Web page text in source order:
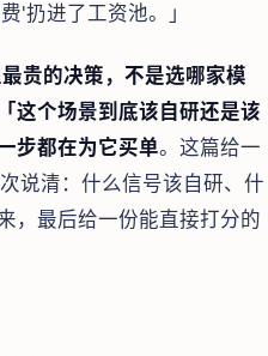
'扔进了工资池。」
贵的决策，不是选哪家模
这个场景到底该自研还是该
步都在为它买单。这篇给一
说清：什么信号该自研、什
，最后给一份能直接打分的